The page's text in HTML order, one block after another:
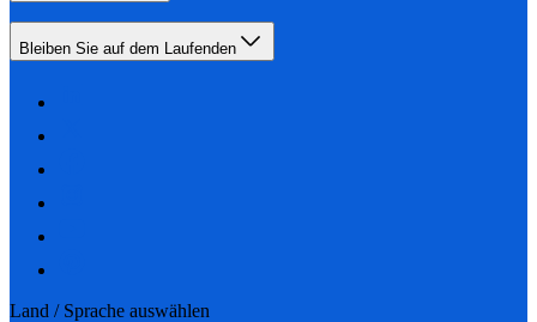
Bleiben Sie auf dem Laufenden
Land / Sprache auswählen